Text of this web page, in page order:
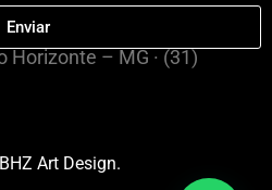
Enviar
Horizonte – MG · (31)
Art Design.